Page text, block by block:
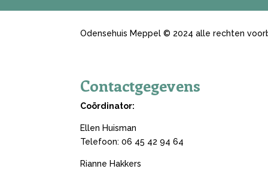
Odensehuis Meppel © 2024 alle rechten
Contactgegevens
Coördinator:
Ellen Huisman
Telefoon:06 45 42 94 64
Rianne Hakkers